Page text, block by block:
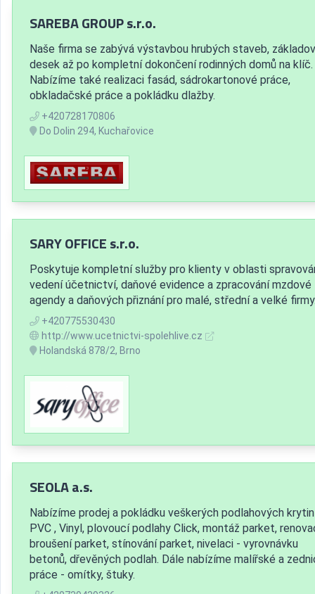
SAREBA GROUP s.r.o.
Naše firma se zabývá výstavbou hrubých staveb,
desek až po kompletní dokončení rodinných domů na klíč.
Nabízíme také realizaci fasád, sádrokartonové práce,
obkladačské práce a pokládku dlažby.
+420728170806
Do Dolin 294, Kuchařovice
SARY OFFICE s.r.o.
Poskytuje kompletní služby pro klienty v oblasti
vedení účetnictví, daňové evidence a zpracování mzdové
agendy a daňových přiznání pro malé, střední a velké
+420775530430
http://www.ucetnictvi-spolehlive.cz
Holandská 878/2, Brno
SEOLA a.s.
Nabízíme prodej a pokládku veškerých podlahových
PVC , Vinyl, plovoucí podlahy Click, montáž parket,
broušení parket, stínování parket, nivelaci - vyrovnávku
betonů, dřevěných podlah. Dále nabízíme malířské a
práce - omítky, štuky.